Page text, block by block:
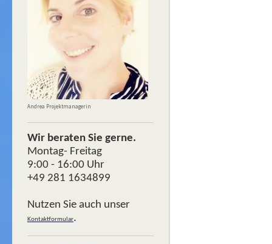
Andrea Projektmanagerin
Wir beraten Sie gerne.
Montag- Freitag
9:00 - 16:00 Uhr
+49 281 1634899
Nutzen Sie auch unser
Kontaktformular.